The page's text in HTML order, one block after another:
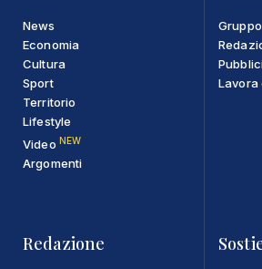
News
Economia
Cultura
Sport
Territorio
Lifestyle
Video NEW
Argomenti
Gruppo
Lavora
Redazione